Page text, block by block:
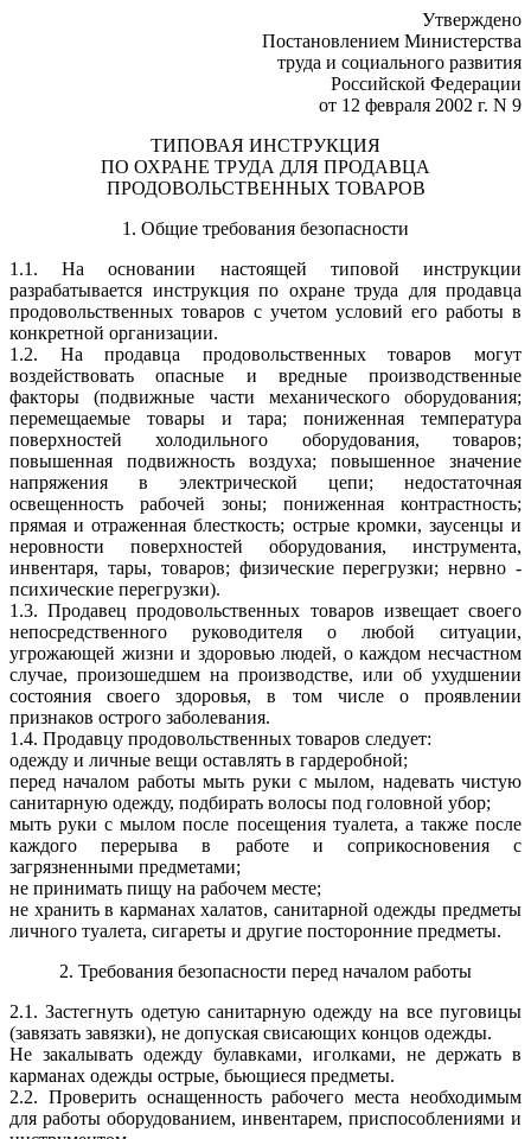
Утверждено
Постановлением Министерства
труда и социального развития
Российской Федерации
от 12 февраля 2002 г. N 9
ТИПОВАЯ ИНСТРУКЦИЯ
ПО ОХРАНЕ ТРУДА ДЛЯ ПРОДАВЦА
ПРОДОВОЛЬСТВЕННЫХ ТОВАРОВ
1. Общие требования безопасности
1.1. На основании настоящей типовой инструкции
разрабатывается инструкция по охране труда для продавца
продовольственных товаров с учетом условий его работы в
конкретной организации.
1.2. На продавца продовольственных товаров могут
воздействовать опасные и вредные производственные
факторы (подвижные части механического оборудования;
перемещаемые товары и тара; пониженная температура
поверхностей холодильного оборудования, товаров;
повышенная подвижность воздуха; повышенное значение
напряжения в электрической цепи; недостаточная
освещенность рабочей зоны; пониженная контрастность;
прямая и отраженная блесткость; острые кромки, заусенцы и
неровности поверхностей оборудования, инструмента,
инвентаря, тары, товаров; физические перегрузки; нервно -
психические перегрузки).
1.3. Продавец продовольственных товаров извещает своего
непосредственного руководителя о любой ситуации,
угрожающей жизни и здоровью людей, о каждом несчастном
случае, произошедшем на производстве, или об ухудшении
состояния своего здоровья, в том числе о проявлении
признаков острого заболевания.
1.4. Продавцу продовольственных товаров следует:
одежду и личные вещи оставлять в гардеробной;
перед началом работы мыть руки с мылом, надевать чистую
санитарную одежду, подбирать волосы под головной убор;
мыть руки с мылом после посещения туалета, а также после
каждого перерыва в работе и соприкосновения с
загрязненными предметами;
не принимать пищу на рабочем месте;
не хранить в карманах халатов, санитарной одежды предметы
личного туалета, сигареты и другие посторонние предметы.
2. Требования безопасности перед началом работы
2.1. Застегнуть одетую санитарную одежду на все пуговицы
(завязать завязки), не допуская свисающих концов одежды.
Не закалывать одежду булавками, иголками, не держать в
карманах одежды острые, бьющиеся предметы.
2.2. Проверить оснащенность рабочего места необходимым
для работы оборудованием, инвентарем, приспособлениями и